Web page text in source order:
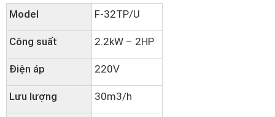
Model F-32TP/U
Công suất 2.2kW – 2HP
Điện áp 220V
Lưu lượng 30m3/h